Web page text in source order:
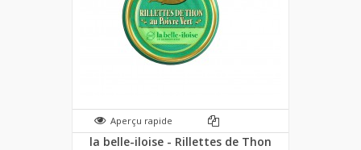
Aperçu rapide
la belle-iloise - Rillettes de Thon